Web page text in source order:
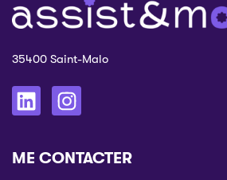
35400 Saint-Malo
ME CONTACTER